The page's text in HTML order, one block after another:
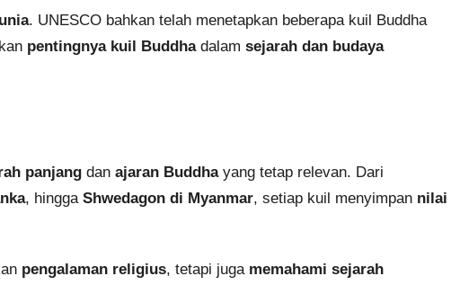
. UNESCO bahkan telah menetapkan beberapa kuil Buddha
pentingnya kuil Buddhadalam sejarah dan budaya
panjang dan ajaran Buddhayang tetap relevan. Dari
, hingga Shwedagon di Myanmar, setiap kuil menyimpan nilai
pengalaman religius, tetapi juga memahami sejarah